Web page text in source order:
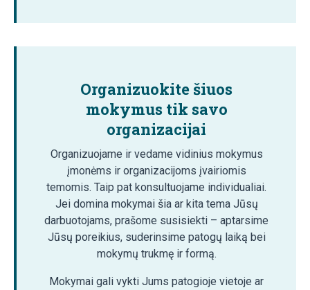
Organizuokite šiuos
mokymus tik savo
organizacijai
Organizuojame ir vedame vidinius mokymus
įmonėms ir organizacijoms įvairiomis
temomis. Taip pat konsultuojame individualiai.
Jei domina mokymai šia ar kita tema Jūsų
darbuotojams, prašome susisiekti – aptarsime
Jūsų poreikius, suderinsime patogų laiką bei
mokymų trukmę ir formą.
Mokymai gali vykti Jums patogioje vietoje ar